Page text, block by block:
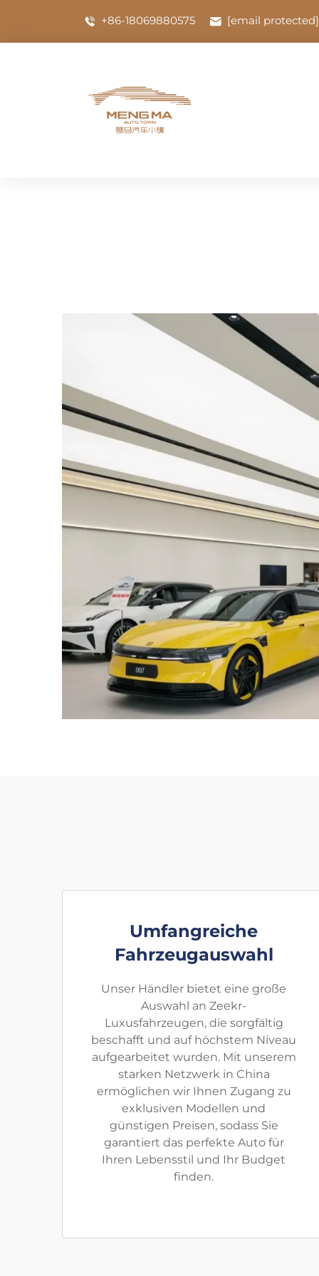
+86-18069880575 [email protected]
Umfangreiche
Fahrzeugauswahl
Unser Händler bietet eine große
Auswahl an Zeekr-
Luxusfahrzeugen, die sorgfältig
beschafft und auf höchstem Niveau
aufgearbeitet wurden. Mit unserem
starken Netzwerk in China
ermöglichen wir Ihnen Zugang zu
exklusiven Modellen und
günstigen Preisen, sodass Sie
garantiert das perfekte Auto für
Ihren Lebensstil und Ihr Budget
finden.